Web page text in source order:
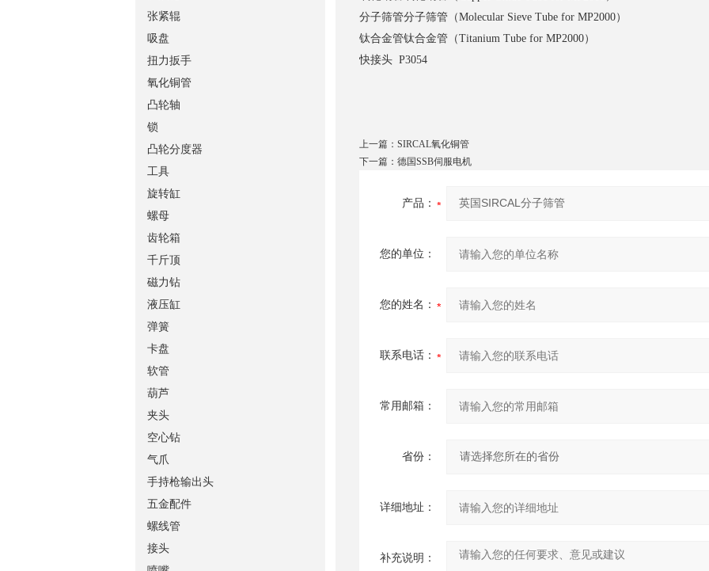
分子筛管分子筛管（Molecular Sieve Tube for MP2000）
钛合金管钛合金管（Titanium Tube for MP2000）
快接头 P3054
上一篇： SIRCAL氧化铜管
下一篇： 德国SSB伺服电机
产品：
您的单位：
您的姓名：
联系电话：
常用邮箱：
省份：
详细地址：
补充说明：
张紧辊
吸盘
扭力扳手
氧化铜管
凸轮轴
锁
凸轮分度器
工具
旋转缸
螺母
齿轮箱
千斤顶
磁力钻
液压缸
弹簧
卡盘
软管
葫芦
夹头
空心钻
气爪
手持枪输出头
五金配件
螺线管
接头